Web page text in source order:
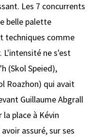
Les 7 concurrents
belle palette
techniques comme
L'intensité ne s'est
(Skol Speied),
Roazhon) qui avait
Guillaume Abgrall
place à Kévin
assuré, sur ses